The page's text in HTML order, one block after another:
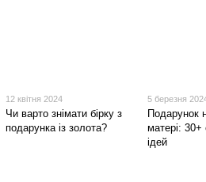
12 квітня 2024
Чи варто знімати бірку з
подарунка із золота?
5 березня
Подарунок
матері: 30+
ідей